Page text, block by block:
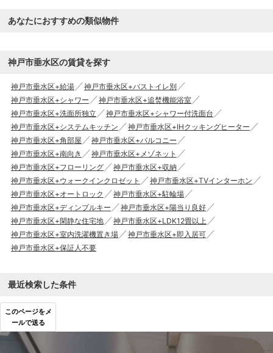
あなたにおすすめの類似物件
神戸市垂水区の賃貸を探す
神戸市垂水区+給湯
神戸市垂水区+バストイレ別
神戸市垂水区+シャワー
神戸市垂水区+追焚機能浴室
神戸市垂水区+洗面所独立
神戸市垂水区+シャワー付洗面台
神戸市垂水区+システムキッチン
神戸市垂水区+IHクッキングヒーター
神戸市垂水区+角部屋
神戸市垂水区+バルコニー
神戸市垂水区+南向き
神戸市垂水区+メゾネット
神戸市垂水区+フローリング
神戸市垂水区+収納
神戸市垂水区+ウォークインクロゼット
神戸市垂水区+TVインターホン
神戸市垂水区+オートロック
神戸市垂水区+駐輪場
神戸市垂水区+ディンプルキー
神戸市垂水区+陽当り良好
神戸市垂水区+閑静な住宅地
神戸市垂水区+LDK12畳以上
神戸市垂水区+室内洗濯機置き場
神戸市垂水区+即入居可
神戸市垂水区+保証人不要
最近検索した条件
このページをメ
ールで送る